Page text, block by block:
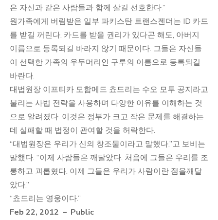
은 자신과 같은 사람들과 함께 살길 선호한다.”
원가족에게 버림받은 일부 파키스탄 트랜스젠더는 ID 카드
를 받길 꺼린다. 카드를 받을 권리가 있다곤 해도, 아버지
이름으로 등록되길 바라지 않기 때문이다. 그들은 자신들
이 선택한 가족의 우두머리인 구루의 이름으로 등록되길
바란다.
대법원장 이프티카 모함메드 쵸드리는 수오 모투 공지라고
불리는 사법 전략을 사용하며 다양한 이유를 이해하는 것
으로 알려졌다. 이것은 정부가 크고 작은 문제를 해결하는
데 실패할 때 법정이 관여할 것을 허락한다.
“대법원장은 우리가 신의 창조물이라고 말했다.”고 보비는
말했다. “이제 사람들은 깨달았다. 처음에 그들은 우리를 조
롱하고 괴롭혔다. 이제 그들은 우리가 사람이란 점을깨달
았다.”
“쵸드리는 영웅이다.”
Feb 22, 2012 – Public